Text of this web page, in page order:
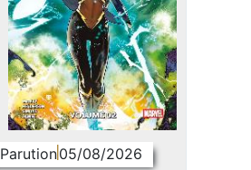
Parution05/08/2026